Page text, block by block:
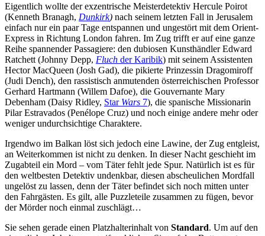
Eigentlich wollte der exzentrische Meisterdetektiv Hercule Poirot
(Kenneth Branagh, Dunkirk) nach seinem letzten Fall in Jerusalem
einfach nur ein paar Tage entspannen und ungestört mit dem Orient-
Express in Richtung London fahren. Im Zug trifft er auf eine ganze
Reihe spannender Passagiere: den dubiosen Kunsthändler Edward
Ratchett (Johnny Depp, Fluch der Karibik) mit seinem Assistenten
Hector MacQueen (Josh Gad), die pikierte Prinzessin Dragomiroff
(Judi Dench), den rassistisch anmutenden österreichischen Professor
Gerhard Hartmann (Willem Dafoe), die Gouvernante Mary
Debenham (Daisy Ridley, Star Wars 7), die spanische Missionarin
Pilar Estravados (Penélope Cruz) und noch einige andere mehr oder
weniger undurchsichtige Charaktere.
Irgendwo im Balkan löst sich jedoch eine Lawine, der Zug entgleist,
an Weiterkommen ist nicht zu denken. In dieser Nacht geschieht im
Zugabteil ein Mord – vom Täter fehlt jede Spur. Natürlich ist es für
den weltbesten Detektiv undenkbar, diesen abscheulichen Mordfall
ungelöst zu lassen, denn der Täter befindet sich noch mitten unter
den Fahrgästen. Es gilt, alle Puzzleteile zusammen zu fügen, bevor
der Mörder noch einmal zuschlägt…
Sie sehen gerade einen Platzhalterinhalt von Standard. Um auf den